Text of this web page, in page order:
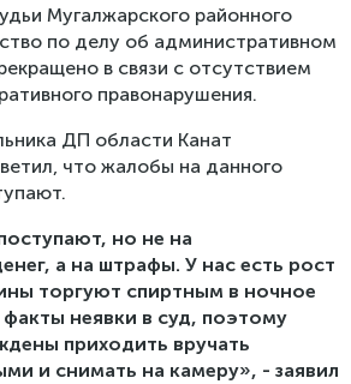
Мугалжарского районного
по делу об административном
в связи с отсутствием
правонарушения.
ДП области Канат
что жалобы на данного
но не на
а на штрафы. У нас есть рост
торгуют спиртным в ночное
факты неявки в суд, поэтому
приходить вручать
и снимать на камеру», - заявил